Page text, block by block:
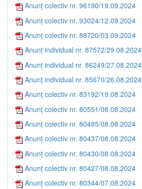
Anunț colectiv nr. 96190/19.09.2024
Anunț colectiv nr. 93024/12.09.2024
Anunț colectiv nr. 88720/03.09.2024
Anunț individual nr. 87572/29.08.2024
Anunț individual nr. 86249/27.08.2024
Anunț individual nr. 85670/26.08.2024
Anunț colectiv nr. 83192/19.08.2024
Anunț colectiv nr. 80551/08.08.2024
Anunț colectiv nr. 80485/08.08.2024
Anunț colectiv nr. 80437/08.08.2024
Anunț colectiv nr. 80430/08.08.2024
Anunț colectiv nr. 80427/08.08.2024
Anunț colectiv nr. 80344/07.08.2024